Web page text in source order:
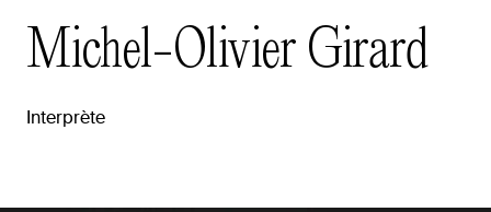
Michel-Olivier Girard
Interprète